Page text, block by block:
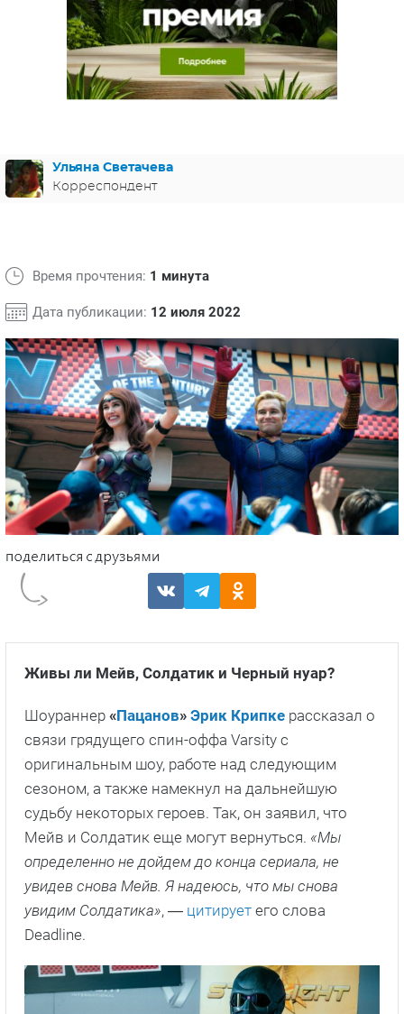
МЕЛОДРАМЫ
ИСПАНИЯ
ФРАНЦИЯ
ГЕРМАНИЯ
СВЕТСКИЕ НОВОСТИ
СПОЙЛЕРЫ ИЗ СЕРИАЛОВ
Ульяна Светачева
Корреспондент
Время прочтения: 1 минута
Дата публикации: 12 июля 2022
Живы ли Мейв, Солдатик и Черный нуар?
Шоураннер «Пацанов» Эрик Крипке рассказал о
связи грядущего спин-оффа Varsity с
оригинальным шоу, работе над следующим
сезоном, а также намекнул на дальнейшую
судьбу некоторых героев. Так, он заявил, что
Мейв и Солдатик еще могут вернуться. «Мы
определенно не дойдем до конца сериала, не
увидев снова Мейв. Я надеюсь, что мы снова
увидим Солдатика», ― цитирует его слова
Deadline.